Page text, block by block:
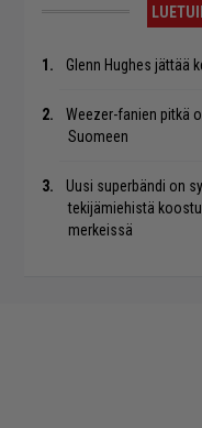
Glenn Hughes jättää
Weezer-fanien pitkä
Suomeen
Uusi superbändi on
tekijämiehistä
merkeissä